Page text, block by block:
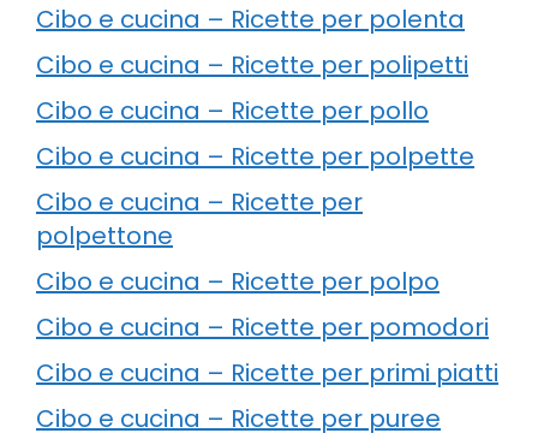
Cibo e cucina – Ricette per polenta
Cibo e cucina – Ricette per polipetti
Cibo e cucina – Ricette per pollo
Cibo e cucina – Ricette per polpette
Cibo e cucina – Ricette per
polpettone
Cibo e cucina – Ricette per polpo
Cibo e cucina – Ricette per pomodori
Cibo e cucina – Ricette per primi piatti
Cibo e cucina – Ricette per puree